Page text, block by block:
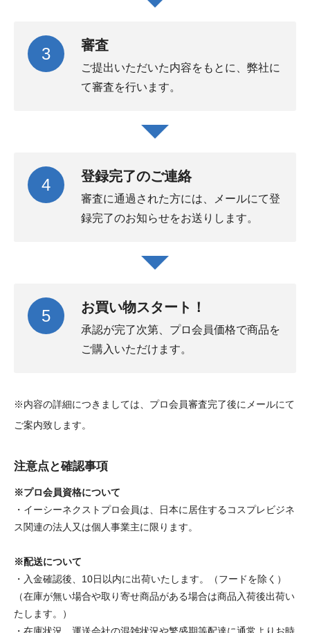
3 審査
ご提出いただいた内容をもとに、弊社に
て審査を行います。
4 登録完了のご連絡
審査に通過された方には、メールにて登
録完了のお知らせをお送りします。
5 お買い物スタート！
承認が完了次第、プロ会員価格で商品を
ご購入いただけます。
※内容の詳細につきましては、プロ会員審査完了後にメールにて
ご案内致します。
注意点と確認事項
※プロ会員資格について
・イーシーネクストプロ会員は、日本に居住するコスプレビジネ
ス関連の法人又は個人事業主に限ります。
※配送について
・入金確認後、10日以内に出荷いたします。（フードを除く）
（在庫が無い場合や取り寄せ商品がある場合は商品入荷後出荷い
たします。）